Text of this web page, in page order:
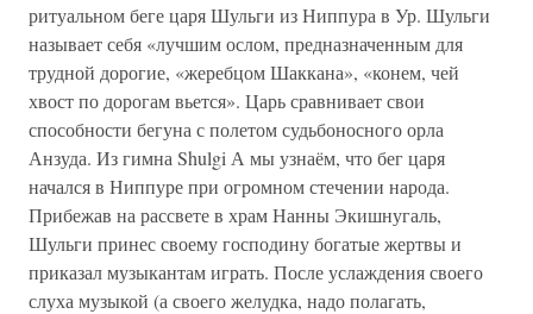
ритуальном беге царя Шульги из Ниппура в Ур. Шульги
называет себя «лучшим ослом, предназначенным для
трудной дорогие, «жеребцом Шаккана», «конем, чей
хвост по дорогам вьется». Царь сравнивает свои
способности бегуна с полетом судьбоносного орла
Анзуда. Из гимна Shulgi А мы узнаём, что бег царя
начался в Ниппуре при огромном стечении народа.
Прибежав на рассвете в храм Нанны Экишнугаль,
Шульги принес своему господину богатые жертвы и
приказал музыкантам играть. После услаждения своего
слуха музыкой (а своего желудка, надо полагать,